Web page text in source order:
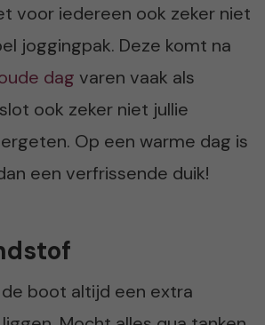
voor iedereen ook zeker niet
joggingpak. Deze komt na
dag varen vaak als
ook zeker niet jullie
Op een warme dag is
een verfrissende duik!
boot altijd een extra